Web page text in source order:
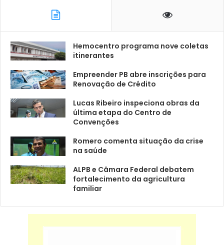
Hemocentro programa nove coletas
itinerantes
Empreender PB abre inscrições para
Renovação de Crédito
Lucas Ribeiro inspeciona obras da
última etapa do Centro de
Convenções
Romero comenta situação da crise
na saúde
ALPB e Câmara Federal debatem
fortalecimento da agricultura
familiar